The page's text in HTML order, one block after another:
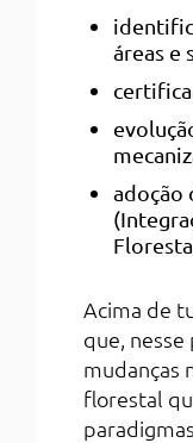
áreas e
adoção
Acima de
que,
mudanças
florestal